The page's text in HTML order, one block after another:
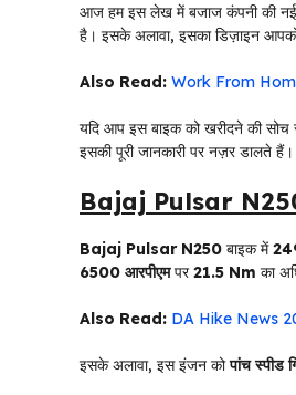
आज हम इस लेख में बजाज कंपनी की नई
है। इसके अलावा, इसका डिज़ाइन
Also Read: Work From
यदि आप इस बाइक को खरीदने की
इसकी पूरी जानकारी पर नज़र डालते हैं।
Bajaj Pulsar N250
Bajaj Pulsar N250 बाइक में
6500 आरपीएमपर21.5 Nm का
Also Read: DA Hike News
इसके अलावा, इस इंजन कोपांच स्पीड